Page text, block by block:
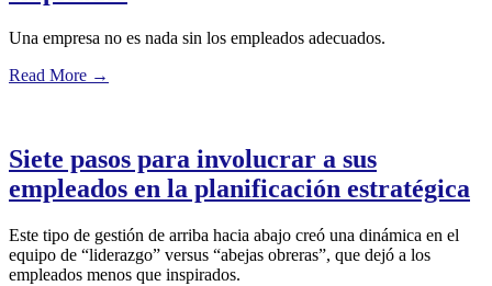
Una empresa no es nada sin los empleados adecuados.
Read More →
Siete pasos para involucrar a sus
empleados en la planificación estratégica
Este tipo de gestión de arriba hacia abajo creó una dinámica en el
equipo de “liderazgo” versus “abejas obreras”, que dejó a los
empleados menos que inspirados.